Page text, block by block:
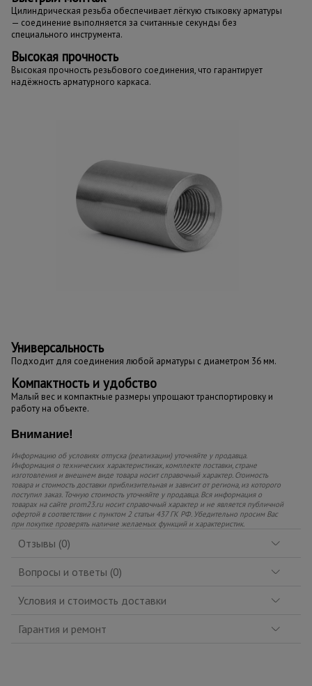
Цилиндрическая резьба обеспечивает лёгкую стыковку арматуры
— соединение выполняется за считанные секунды без
специального инструмента.
Высокая прочность
Высокая прочность резьбового соединения, что гарантирует
надёжность арматурного каркаса.
Универсальность
Подходит для соединения любой арматуры с диаметром 36 мм.
Компактность и удобство
Малый вес и компактные размеры упрощают транспортировку и
работу на объекте.
Внимание!
Информацию об условиях отпуска (реализации) уточняйте у продавца.
Информация о технических характеристиках, комплекте поставки, стране
изготовления и внешнем виде товара носит справочный характер. Стоимость
товара и стоимость доставки приблизительная и зависит от региона, из которого
поступил заказ. Точную стоимость уточняйте у продавца. Вся информация о
товарах на сайте prom23.ru носит справочный характер и не является публичной
офертой в соответствии с пунктом 2 статьи 437 ГК РФ. Убедительно просим Вас
при покупке проверять наличие желаемых функций и характеристик.
Отзывы (0)
Вопросы и ответы (0)
Условия и стоимость доставки
Гарантия и ремонт